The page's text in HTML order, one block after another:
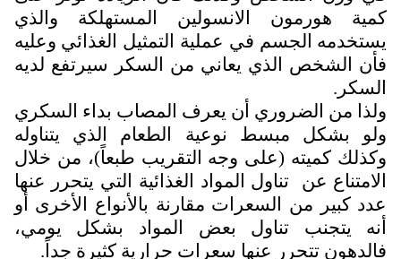
كمية هورمون الانسولين المستهلكة والذي
يستخدمه الجسم في عملية التمثيل الغذائي وعليه
فأن الشخص الذي يعاني من السكر سيرتفع لديه
السكر.
ولذا من الضروري أن يعرف المصاب بداء السكري
ولو بشكل مبسط نوعية الطعام الذي يتناوله
وكذلك كميته (على وجه التقريب طبعاً)، من خلال
الامتناع عن تناول المواد الغذائية التي يتحرر عنها
عدد كبير من السعرات مقارنة بالأنواع الأخرى أو
أنه يتجنب تناول بعض المواد بشكل يومي،
فالدهون تتحرر عنها سعرات حرارية كثيرة جداً.